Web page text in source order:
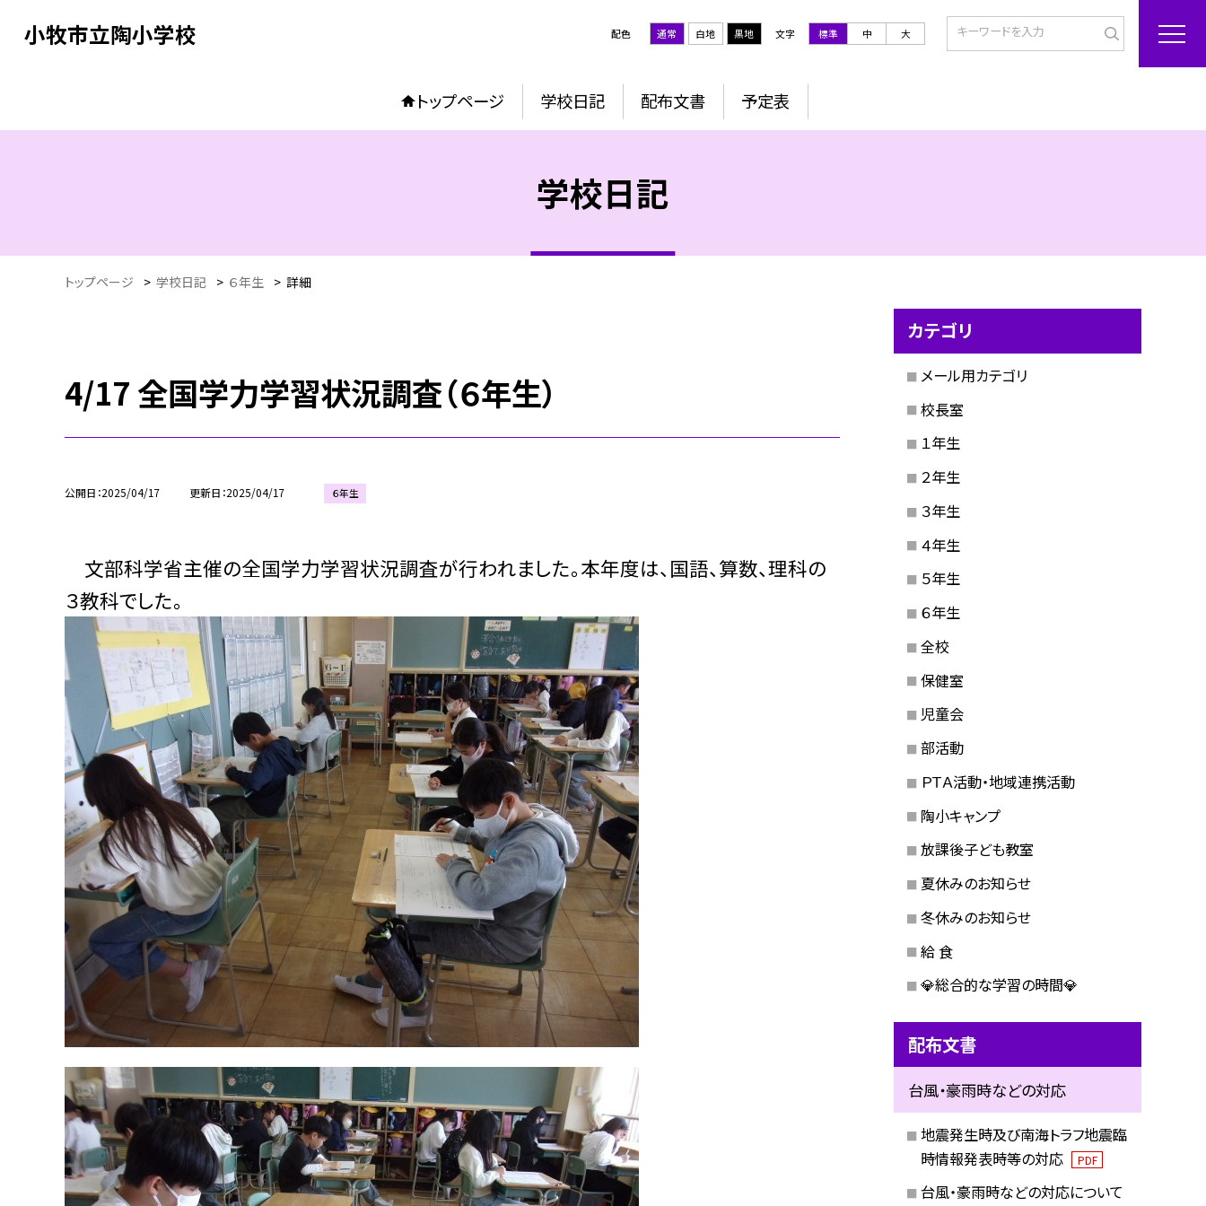
小牧市立陶小学校 配色 通常 白地 黒地 文字 標準 中 大
トップページ 学校日記 配布文書 予定表
学校日記
トップページ > 学校日記 > ６年生 > 詳細
4/17 全国学力学習状況調査（６年生）
公開日 2025/04/17 更新日 2025/04/17 ６年生
文部科学省主催の全国学力学習状況調査が行われました。本年度は、国語、算数、理科の
３教科でした。
カテゴリ
メール用カテゴリ
校長室
１年生
２年生
３年生
４年生
５年生
６年生
全校
保健室
児童会
部活動
ＰＴＡ活動・地域連携活動
陶小キャンプ
放課後子ども教室
夏休みのお知らせ
冬休みのお知らせ
給 食
💎総合的な学習の時間💎
配布文書
台風・豪雨時などの対応
地震発生時及び南海トラフ地震臨
時情報発表時等の対応
PDF
台風・豪雨時などの対応について